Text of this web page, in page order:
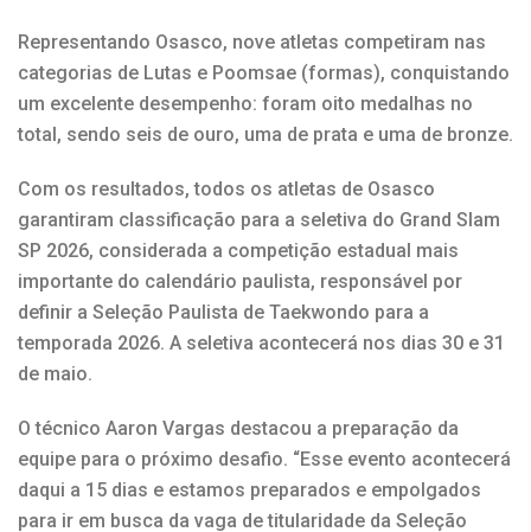
Representando Osasco, nove atletas competiram nas
categorias de Lutas e Poomsae (formas), conquistando
um excelente desempenho: foram oito medalhas no
total, sendo seis de ouro, uma de prata e uma de bronze.
Com os resultados, todos os atletas de Osasco
garantiram classificação para a seletiva do Grand Slam
SP 2026, considerada a competição estadual mais
importante do calendário paulista, responsável por
definir a Seleção Paulista de Taekwondo para a
temporada 2026. A seletiva acontecerá nos dias 30 e 31
de maio.
O técnico Aaron Vargas destacou a preparação da
equipe para o próximo desafio. “Esse evento acontecerá
daqui a 15 dias e estamos preparados e empolgados
para ir em busca da vaga de titularidade da Seleção